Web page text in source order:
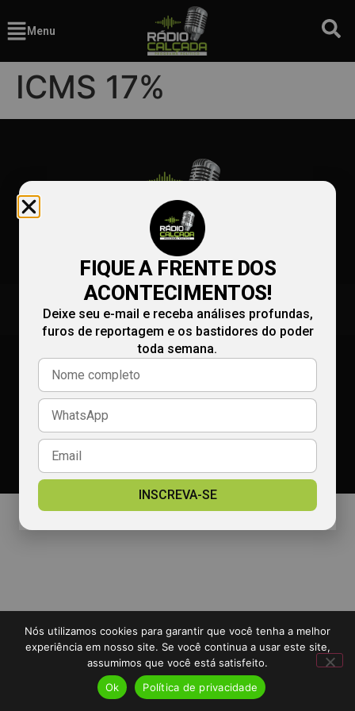
Menu
ICMS 17%
(86) 99991-9990
redacao@radiocalcada.com.br
comercial@radiocalcada.com.br
Política de privacidade
2026 Portal Rádio Calçada - TODOS OS DIREITOS RESERVADOS
Nós utilizamos cookies para garantir que você tenha a melhor
experiência em nosso site. Se você continua a usar este site,
assumimos que você está satisfeito.
Ok
Política de privacidade
FIQUE A FRENTE DOS
ACONTECIMENTOS!
Deixe seu e-mail e receba análises profundas,
furos de reportagem e os bastidores do poder
toda semana.
INSCREVA-SE